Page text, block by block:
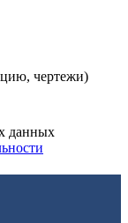
чертежи)
данных